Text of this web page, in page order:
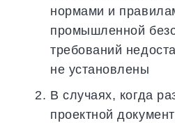
нормами и
промышленной
требований
не установлены
В случаях, когда
проектной